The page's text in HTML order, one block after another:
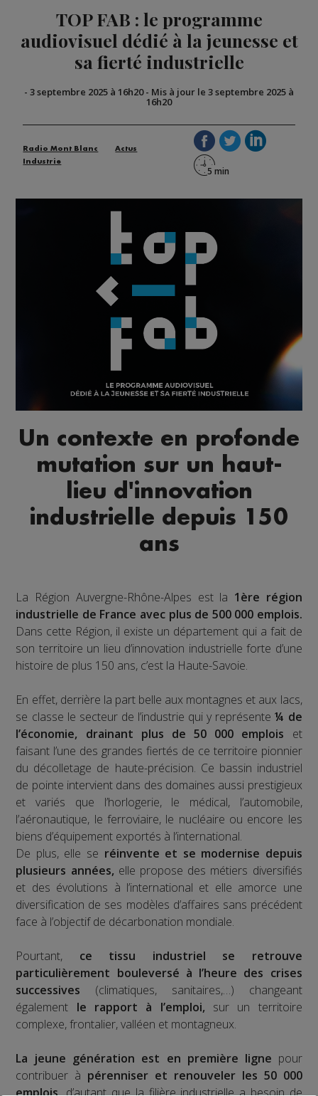
TOP FAB : le programme
audiovisuel dédié à la jeunesse et
sa fierté industrielle
- 3 septembre 2025 à 16h20- Mis à jour le 3 septembre 2025 à
16h20
Radio Mont Blanc
Actus
Industrie
Un contexte en profonde
mutation sur un haut-
lieu d'innovation
industrielle depuis 150
ans
La Région Auvergne-Rhône-Alpes est la 1ère région
industrielle de France avec plus de 500 000 emplois.
Dans cette Région, il existe un département qui a fait de
son territoire un lieu d’innovation industrielle forte d’une
histoire de plus 150 ans, c’est la Haute-Savoie.
En effet, derrière la part belle aux montagnes et aux lacs,
se classe le secteur de l’industrie qui y représente¼ de
l’économie, drainant plus de 50 000 emplois et
faisant l’une des grandes fiertés de ce territoire pionnier
du décolletage de haute-précision. Ce bassin industriel
de pointe intervient dans des domaines aussi prestigieux
et variés que l’horlogerie, le médical, l’automobile,
l’aéronautique, le ferroviaire, le nucléaire ou encore les
biens d’équipement exportés à l’international.
De plus, elle se réinvente et se modernise depuis
plusieurs années, elle propose des métiers diversifiés
et des évolutions à l’international et elle amorce une
diversification de ses modèles d’affaires sans précédent
face à l’objectif de décarbonation mondiale.
Pourtant, ce tissu industriel se retrouve
particulièrement bouleversé à l’heure des crises
successives (climatiques, sanitaires,…) changeant
également le rapport à l’emploi, sur un territoire
complexe, frontalier, valléen et montagneux.
La jeune génération est en première ligne pour
contribuer à pérenniser et renouveler les 50 000
emplois, d’autant que la filière industrielle a besoin de